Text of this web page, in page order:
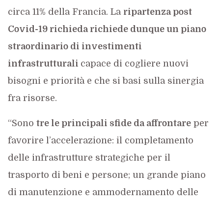
circa 11% della Francia. La ripartenza post
Covid-19 richieda richiede dunque un piano
straordinario di investimenti
infrastrutturali capace di cogliere nuovi
bisogni e priorità e che si basi sulla sinergia
fra risorse.
“Sono tre le principali sfide da affrontareper
favorire l’accelerazione: il completamento
delle infrastrutture strategiche per il
trasporto di beni e persone; un grande piano
di manutenzione e ammodernamento delle